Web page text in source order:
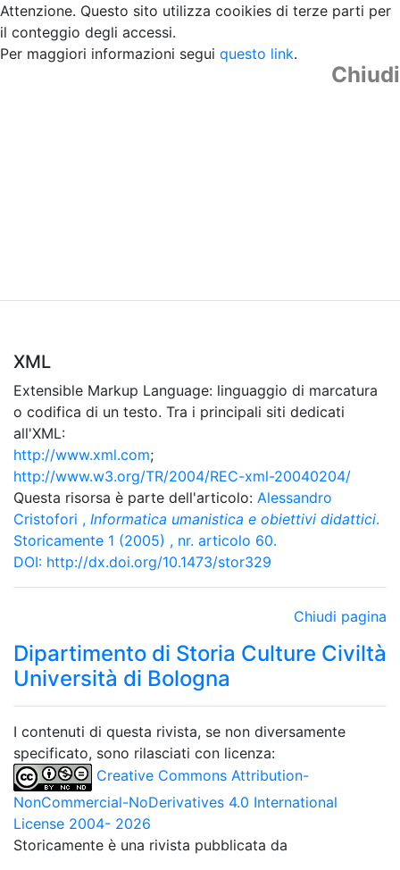
Attenzione. Questo sito utilizza cooikies di terze parti per
il conteggio degli accessi.
Per maggiori informazioni segui questo link.
Chiudi
XML
Extensible Markup Language: linguaggio di marcatura
o codifica di un testo. Tra i principali siti dedicati
all'XML:
http://www.xml.com;
http://www.w3.org/TR/2004/REC-xml-20040204/
Questa risorsa è parte dell'articolo: Alessandro
Cristofori , Informatica umanistica e obiettivi didattici.
Storicamente 1 (2005) , nr. articolo 60.
DOI: http://dx.doi.org/10.1473/stor329
Chiudi pagina
Dipartimento di Storia Culture Civiltà
Università di Bologna
I contenuti di questa rivista, se non diversamente
specificato, sono rilasciati con licenza:
Creative Commons Attribution-
NonCommercial-NoDerivatives 4.0 International
License 2004- 2026
Storicamente è una rivista pubblicata da